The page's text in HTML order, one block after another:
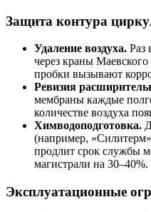
Защита контура
Удаление воздуха. Раз
через краны
пробки вызывают
Ревизия
мембраны каждые
количестве воздуха
Химводоподготовка.
(например,
продлит срок службы
магистрали на 30–40%.
Эксплуатационные